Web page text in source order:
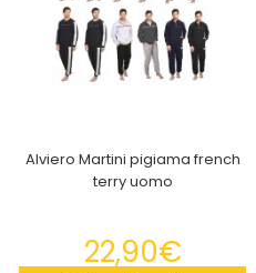
la pelle pulita e luminosa
Alviero Martini pigiama french
terry uomo
22,90€